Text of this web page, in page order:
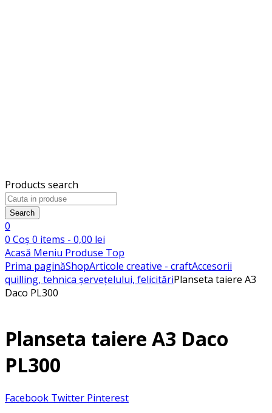
Products search
Search
0
0 Coș 0 items - 0,00 lei
Acasă Meniu Produse Top
Prima paginăShopArticole creative - craftAccesorii
quilling, tehnica șervețelului, felicităriPlanseta taiere A3
Daco PL300
Planseta taiere A3 Daco
PL300
Facebook Twitter Pinterest